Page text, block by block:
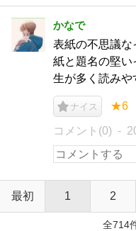
かなで
表紙の不思議な
紙と題名の堅い
生が多く読みや
ナイス ★6
コメント(0)
最初 1 2
全714